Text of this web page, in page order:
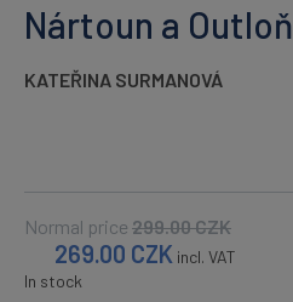
Nártoun a Outloň
KATEŘINA SURMANOVÁ
Normal price 299.00CZK
269.00 CZK incl. VAT
In stock